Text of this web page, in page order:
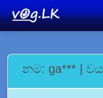
නම: ga*** |